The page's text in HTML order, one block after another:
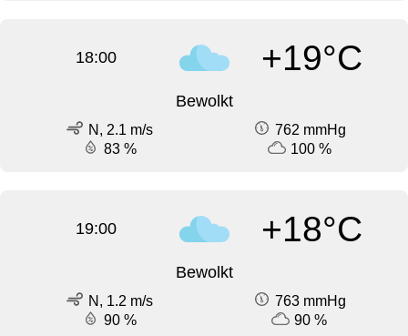
18:00 +19°C
Bewolkt
N, 2.1 m/s
762 mmHg
83 %
100 %
19:00 +18°C
Bewolkt
N, 1.2 m/s
763 mmHg
90 %
90 %